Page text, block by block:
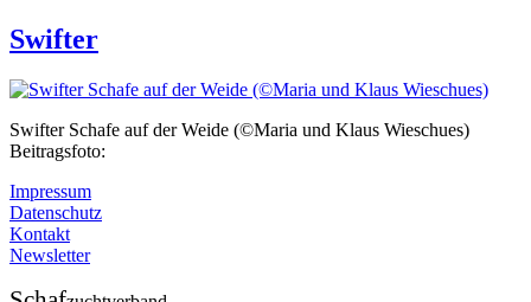
Swifter
Swifter Schafe auf der Weide (©Maria und Klaus Wieschues)
Beitragsfoto:
Impressum
Datenschutz
Kontakt
Newsletter